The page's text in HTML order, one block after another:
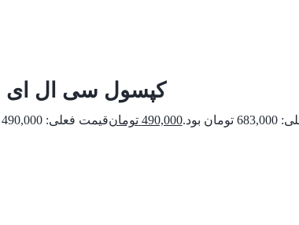
کپسول سی ال ای 1000 یوروویتال
بود. 490,000 تومان